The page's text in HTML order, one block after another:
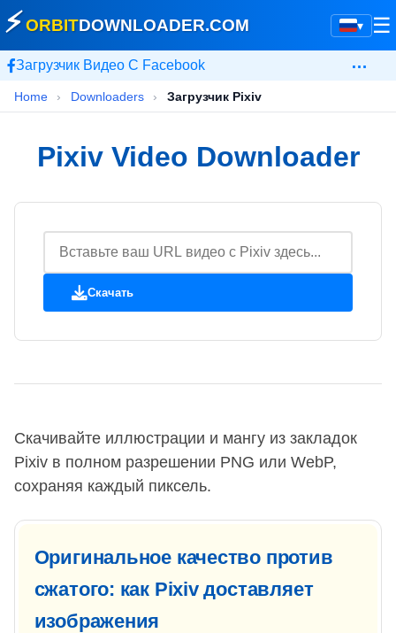
▾
⚡ORBITDOWNLOADER.COM ☰
Загрузчик Видео С Facebook …
Home › Downloaders › Загрузчик Pixiv
Pixiv Video Downloader
Скачать
Скачивайте иллюстрации и мангу из закладок
Pixiv в полном разрешении PNG или WebP,
сохраняя каждый пиксель.
Оригинальное качество против
сжатого: как Pixiv доставляет
изображения